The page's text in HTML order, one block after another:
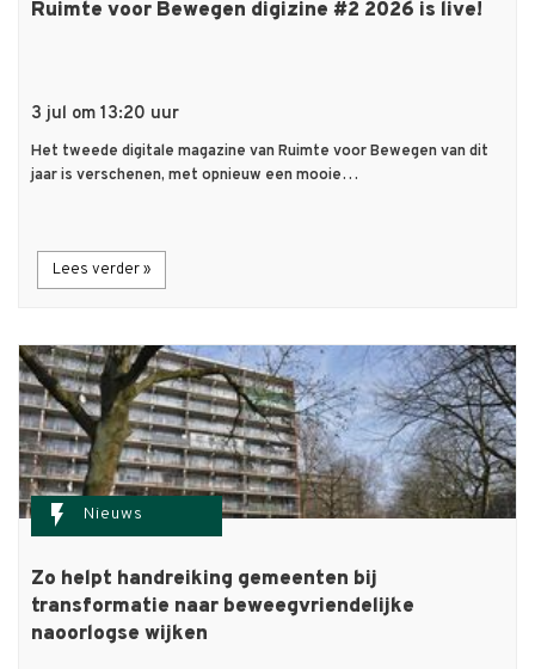
Ruimte voor Bewegen digizine #2 2026 is live!
3 jul om 13:20 uur
Het tweede digitale magazine van Ruimte voor Bewegen van dit
jaar is verschenen, met opnieuw een mooie…
Lees verder »
flash_on Nieuws
Zo helpt handreiking gemeenten bij
transformatie naar beweegvriendelijke
naoorlogse wijken